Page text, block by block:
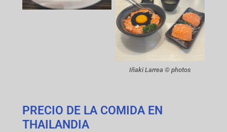
Iñaki Larrea © photos
PRECIO DE LA COMIDA EN
THAILANDIA